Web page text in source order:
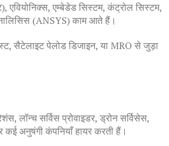
एवियोनिक्स, एम्बेडेड सिस्टम, कंट्रोल सिस्टम,
(ANSYS) काम आते हैं।
सैटेलाइट पेलोड डिजाइन, या MRO से जुड़ा
लॉन्च सर्विस प्रोवाइडर, ड्रोन सर्विसेस,
अनुषंगी कंपनियाँ हायर करती हैं।